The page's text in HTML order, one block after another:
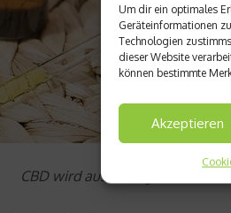
Um dir ein optimales
Geräteinformationen
Technologien
dieser Website
können bestimmte
Akzeptieren
CBD wird aus Hanf gewonnen